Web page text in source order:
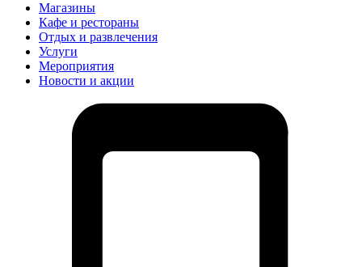
Магазины
Кафе и рестораны
Отдых и развлечения
Услуги
Мероприятия
Новости и акции